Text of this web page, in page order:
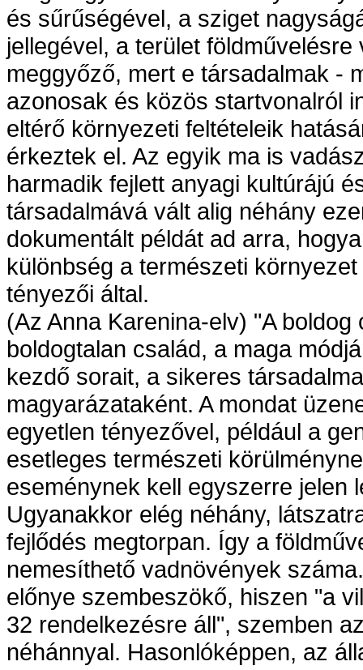
és sűrűségével, a sziget
jellegével, a terület
meggyőző, mert e társadalmak -
azonosak és közös startvonalról
eltérő környezeti feltételeik
érkeztek el. Az egyik ma is
harmadik fejlett anyagi kultúrájú
társadalmává vált alig néhány
dokumentált példát ad arra,
különbség a természeti
tényezői által.
(Az Anna Karenina-elv) "A
boldogtalan család, a maga
kezdő sorait, a sikeres
magyarázataként. A mondat
egyetlen tényezővel, például a
esetleges természeti
eseménynek kell egyszerre jelen
Ugyanakkor elég néhány,
fejlődés megtorpan. Így a
nemesíthető vadnövények
előnye szembeszökő, hiszen "a
32 rendelkezésre áll", szemben
néhánnyal. Hasonlóképpen, az